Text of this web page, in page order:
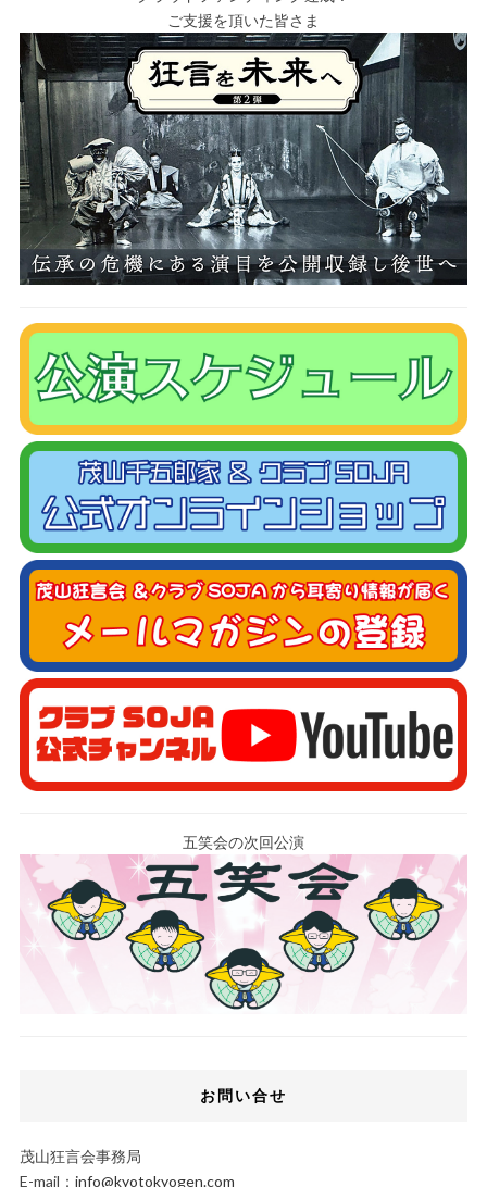
ご支援を頂いた皆さま
五笑会の次回公演
お問い合せ
茂山狂言会事務局
E-mail： info@kyotokyogen.com